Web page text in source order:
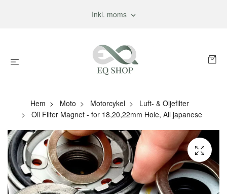
Inkl. moms
Hem Moto Motorcykel
Luft- & Oljefilter
Oil Filter Magnet - for 18,20,22mm Hole, All japanese